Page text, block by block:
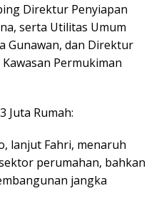
Direktur Penyiapan
serta Utilitas Umum
Gunawan, dan Direktur
Permukiman
Juta Rumah:
lanjut Fahri, menaruh
perumahan, bahkan
jangka